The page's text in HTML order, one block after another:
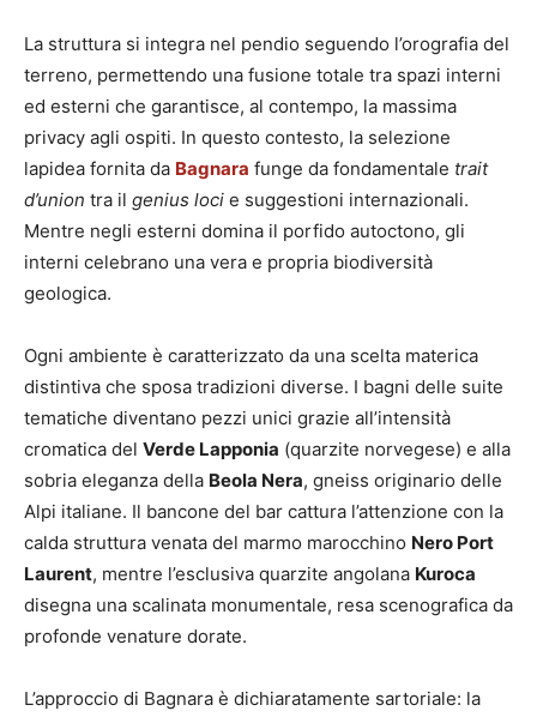
La struttura si integra nel pendio seguendo l’orografia del
terreno, permettendo una fusione totale tra spazi interni
ed esterni che garantisce, al contempo, la massima
privacy agli ospiti. In questo contesto, la selezione
lapidea fornita da Bagnara funge da fondamentale trait
d’union tra il genius loci e suggestioni internazionali.
Mentre negli esterni domina il porfido autoctono, gli
interni celebrano una vera e propria biodiversità
geologica.
Ogni ambiente è caratterizzato da una scelta materica
distintiva che sposa tradizioni diverse. I bagni delle suite
tematiche diventano pezzi unici grazie all’intensità
cromatica del Verde Lapponia (quarzite norvegese) e alla
sobria eleganza della Beola Nera, gneiss originario delle
Alpi italiane. Il bancone del bar cattura l’attenzione con la
calda struttura venata del marmo marocchino Nero Port
Laurent, mentre l’esclusiva quarzite angolana Kuroca
disegna una scalinata monumentale, resa scenografica da
profonde venature dorate.
L’approccio di Bagnara è dichiaratamente sartoriale: la